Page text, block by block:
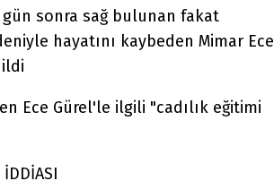
sonra sağ bulunan fakat
hayatını kaybeden Mimar Ece
Ece Gürel'le ilgili "cadılık eğitimi